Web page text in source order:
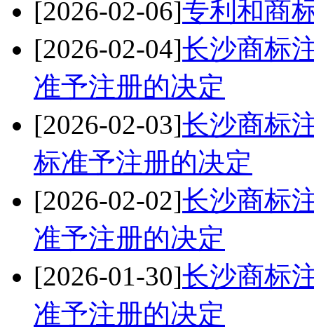
[2026-02-06]专利和商
[2026-02-04]长沙商标
准予注册的决定
[2026-02-03]长沙商标
标准予注册的决定
[2026-02-02]长沙商标
准予注册的决定
[2026-01-30]长沙商标
准予注册的决定